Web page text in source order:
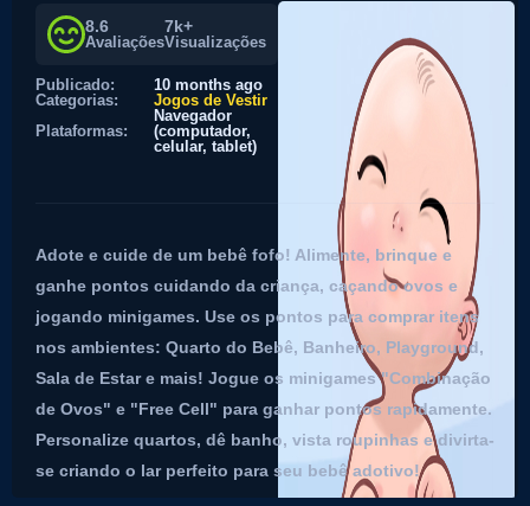
8.6
Avaliações
7k+
Visualizações
Publicado:
10 months ago
Categorias:
Jogos de Vestir
Plataformas:
Navegador
(computador,
celular, tablet)
Adote e cuide de um bebê fofo! Alimente, brinque e
ganhe pontos cuidando da criança, caçando ovos e
jogando minigames. Use os pontos para comprar itens
nos ambientes: Quarto do Bebê, Banheiro, Playground,
Sala de Estar e mais! Jogue os minigames "Combinação
de Ovos" e "Free Cell" para ganhar pontos rapidamente.
Personalize quartos, dê banho, vista roupinhas e divirta-
se criando o lar perfeito para seu bebê adotivo!